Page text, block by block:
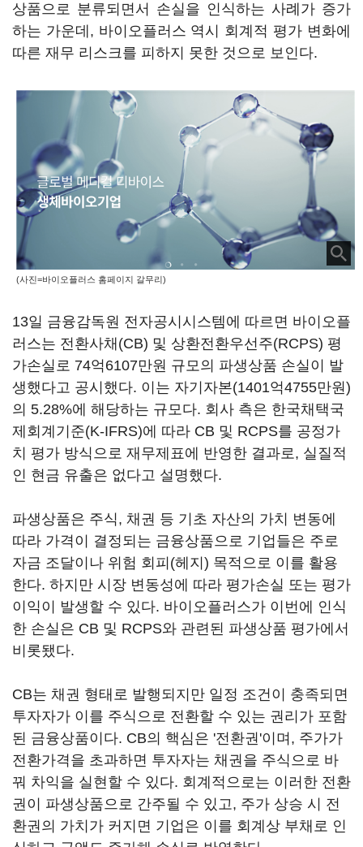
상품으로 분류되면서 손실을 인식하는 사례가 증가
하는 가운데, 바이오플러스 역시 회계적 평가 변화에
따른 재무 리스크를 피하지 못한 것으로 보인다.
(사진=바이오플러스 홈페이지 갈무리)
13일 금융감독원 전자공시시스템에 따르면 바이오플
러스는 전환사채(CB) 및 상환전환우선주(RCPS) 평
가손실로 74억6107만원 규모의 파생상품 손실이 발
생했다고 공시했다. 이는 자기자본(1401억4755만원)
의 5.28%에 해당하는 규모다. 회사 측은 한국채택국
제회계기준(K-IFRS)에 따라 CB 및 RCPS를 공정가
치 평가 방식으로 재무제표에 반영한 결과로, 실질적
인 현금 유출은 없다고 설명했다.
파생상품은 주식, 채권 등 기초 자산의 가치 변동에
따라 가격이 결정되는 금융상품으로 기업들은 주로
자금 조달이나 위험 회피(헤지) 목적으로 이를 활용
한다. 하지만 시장 변동성에 따라 평가손실 또는 평가
이익이 발생할 수 있다. 바이오플러스가 이번에 인식
한 손실은 CB 및 RCPS와 관련된 파생상품 평가에서
비롯됐다.
CB는 채권 형태로 발행되지만 일정 조건이 충족되면
투자자가 이를 주식으로 전환할 수 있는 권리가 포함
된 금융상품이다. CB의 핵심은 '전환권'이며, 주가가
전환가격을 초과하면 투자자는 채권을 주식으로 바
꿔 차익을 실현할 수 있다. 회계적으로는 이러한 전환
권이 파생상품으로 간주될 수 있고, 주가 상승 시 전
환권의 가치가 커지면 기업은 이를 회계상 부채로 인